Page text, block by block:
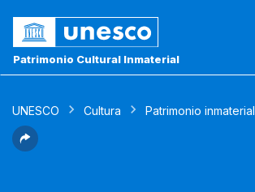
Patrimonio Cultural Inmaterial
UNESCO Cultura Patrimonio inmaterial